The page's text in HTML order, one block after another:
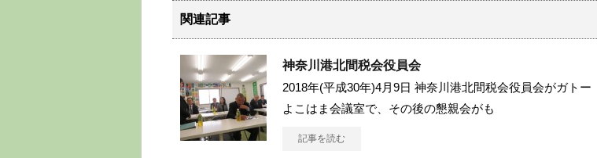
関連記事
神奈川港北間税会役員会
2018年(平成30年)4月9日 神奈川港北間税会役員会がガトー
よこはま会議室で、その後の懇親会がも
記事を読む